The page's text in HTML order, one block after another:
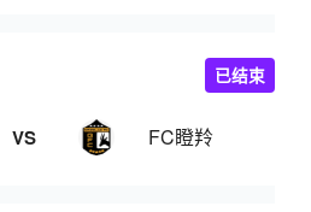
VS FC瞪羚
已结束